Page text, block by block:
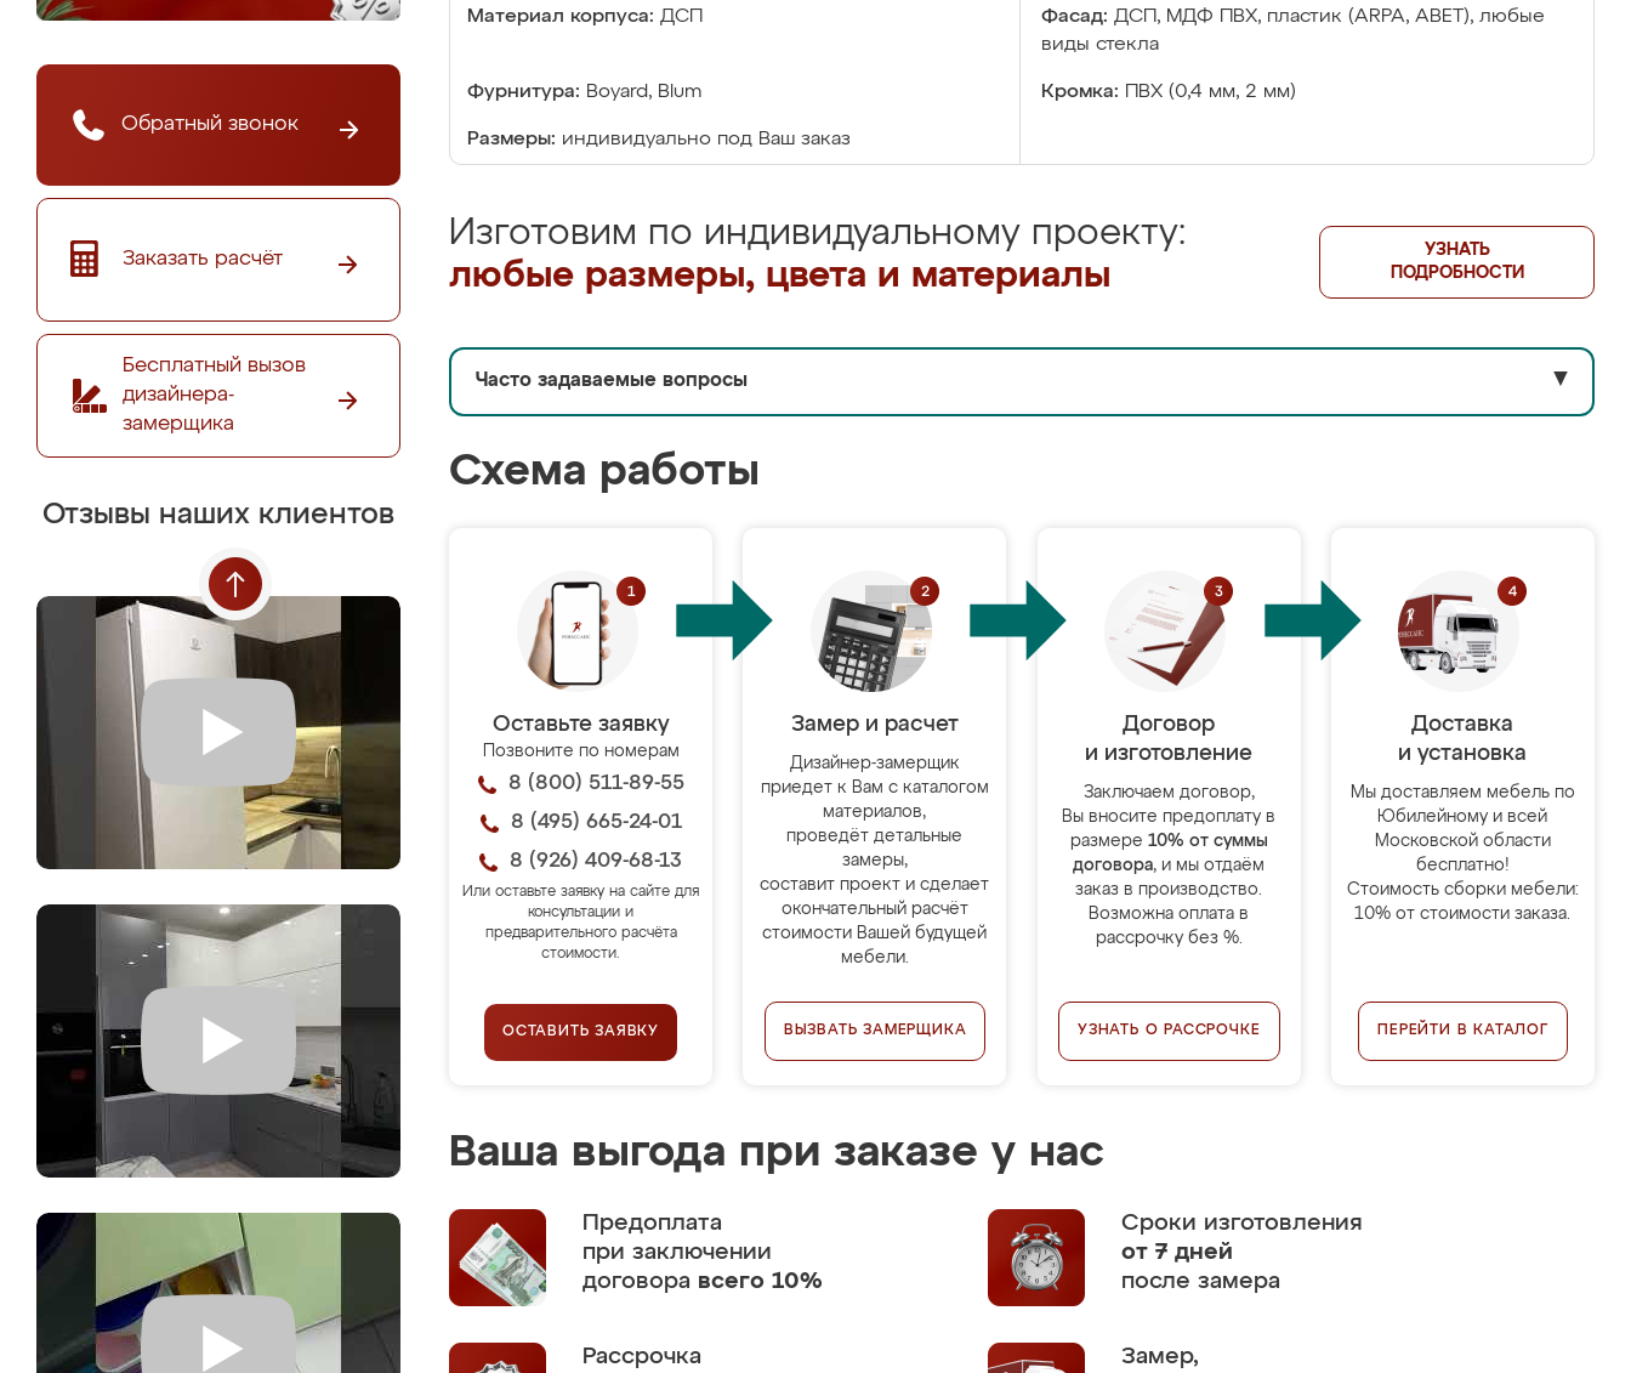
Обратный звонок
Заказать расчёт
Бесплатный вызов
дизайнера-
замерщика
Отзывы наших клиентов
Материал корпуса: ДСП Фасад: ДСП, МДФ ПВХ, пластик (ARPA, ABET), любые
виды стекла
Фурнитура: Boyard, Blum Кромка: ПВХ (0,4 мм, 2 мм)
Размеры: индивидуально под Ваш заказ
Изготовим по индивидуальному проекту:
любые размеры, цвета и материалы
УЗНАТЬ
ПОДРОБНОСТИ
Часто задаваемые вопросы ▼
Схема работы
Оставьте заявку
Позвоните по номерам
8 (800) 511-89-55
8 (495) 665-24-01
8 (926) 409-68-13
Или оставьте заявку на сайте для
консультации и
предварительного расчёта
стоимости.
ОСТАВИТЬ ЗАЯВКУ
Замер и расчет
Дизайнер-замерщик
приедет к Вам с каталогом
материалов,
проведёт детальные
замеры,
составит проект и сделает
окончательный расчёт
стоимости Вашей будущей
мебели.
ВЫЗВАТЬ ЗАМЕРЩИКА
Договор
и изготовление
Заключаем договор,
Вы вносите предоплату в
размере 10% от суммы
договора, и мы отдаём
заказ в производство.
Возможна оплата в
рассрочку без %.
УЗНАТЬ О РАССРОЧКЕ
Доставка
и установка
Мы доставляем мебель по
Юбилейному и всей
Московской области
бесплатно!
Стоимость сборки мебели:
10% от стоимости заказа.
ПЕРЕЙТИ В КАТАЛОГ
Ваша выгода при заказе у нас
Предоплата
при заключении
договора всего 10%
Сроки изготовления
от 7 дней
после замера
Рассрочка
Замер,